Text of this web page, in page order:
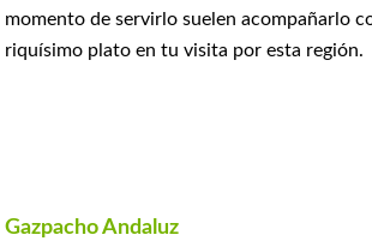
momento de servirlo suelen acompañarlo
riquísimo plato en tu visita por esta región.
Gazpacho Andaluz